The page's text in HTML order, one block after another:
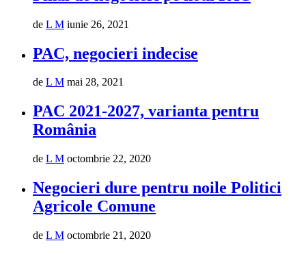
de L M iunie 26, 2021
PAC, negocieri indecise
de L M mai 28, 2021
PAC 2021-2027, varianta pentru
România
de L M octombrie 22, 2020
Negocieri dure pentru noile Politici
Agricole Comune
de L M octombrie 21, 2020